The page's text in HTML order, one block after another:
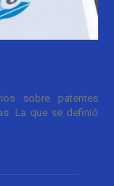
sobre patentes
La que se definió